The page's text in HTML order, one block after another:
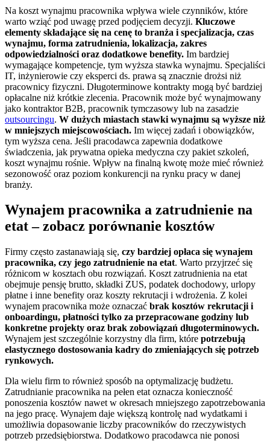
Na koszt wynajmu pracownika wpływa wiele czynników, które
warto wziąć pod uwagę przed podjęciem decyzji. Kluczowe
elementy składające się na cenę to branża i specjalizacja, czas
wynajmu, forma zatrudnienia, lokalizacja, zakres
odpowiedzialności oraz dodatkowe benefity. Im bardziej
wymagające kompetencje, tym wyższa stawka wynajmu. Specjaliści
IT, inżynierowie czy eksperci ds. prawa są znacznie drożsi niż
pracownicy fizyczni. Długoterminowe kontrakty mogą być bardziej
opłacalne niż krótkie zlecenia. Pracownik może być wynajmowany
jako kontraktor B2B, pracownik tymczasowy lub na zasadzie
outsourcingu. W dużych miastach stawki wynajmu są wyższe niż
w mniejszych miejscowościach. Im więcej zadań i obowiązków,
tym wyższa cena. Jeśli pracodawca zapewnia dodatkowe
świadczenia, jak prywatna opieka medyczna czy pakiet szkoleń,
koszt wynajmu rośnie. Wpływ na finalną kwotę może mieć również
sezonowość oraz poziom konkurencji na rynku pracy w danej
branży.
Wynajem pracownika a zatrudnienie na
etat – zobacz porównanie kosztów
Firmy często zastanawiają się, czy bardziej opłaca się wynajem
pracownika, czy jego zatrudnienie na etat. Warto przyjrzeć się
różnicom w kosztach obu rozwiązań. Koszt zatrudnienia na etat
obejmuje pensję brutto, składki ZUS, podatek dochodowy, urlopy
płatne i inne benefity oraz koszty rekrutacji i wdrożenia. Z kolei
wynajem pracownika może oznaczać brak kosztów rekrutacji i
onboardingu, płatności tylko za przepracowane godziny lub
konkretne projekty oraz brak zobowiązań długoterminowych.
Wynajem jest szczególnie korzystny dla firm, które potrzebują
elastycznego dostosowania kadry do zmieniających się potrzeb
rynkowych.
Dla wielu firm to również sposób na optymalizację budżetu.
Zatrudnianie pracownika na pełen etat oznacza konieczność
ponoszenia kosztów nawet w okresach mniejszego zapotrzebowania
na jego pracę. Wynajem daje większą kontrolę nad wydatkami i
umożliwia dopasowanie liczby pracowników do rzeczywistych
potrzeb przedsiębiorstwa. Dodatkowo pracodawca nie ponosi